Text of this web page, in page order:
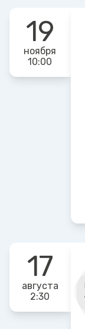
19
ноября
10:00
17
августа
2:30